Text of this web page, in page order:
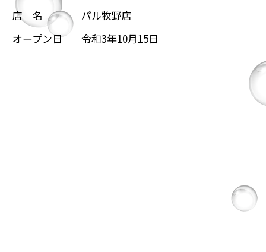
店 名
パル牧野店
オープン日
令和3年10月15日